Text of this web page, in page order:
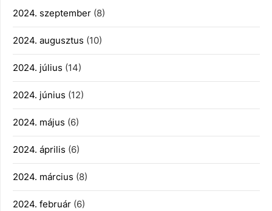
2024. szeptember (8)
2024. augusztus (10)
2024. július (14)
2024. június (12)
2024. május (6)
2024. április (6)
2024. március (8)
2024. február (6)